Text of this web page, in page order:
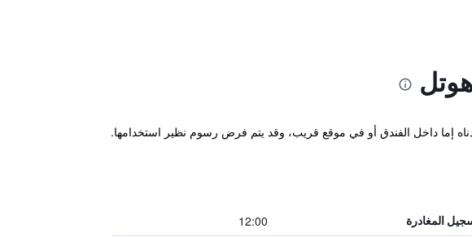
إما داخل الفندق أو في موقع قريب، وقد يتم فرض رسوم نظير استخدامها.
المغادرة 12:00